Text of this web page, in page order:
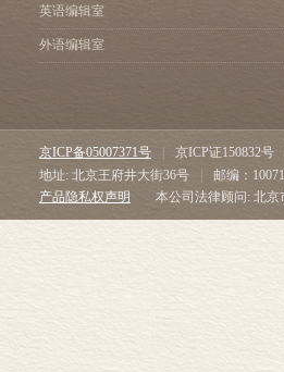
英语编辑室
外语编辑室
京ICP备05007371号 京ICP证150832号
地址: 北京王府井大街36号
邮编：
产品隐私权声明
本公司法律顾问: 北